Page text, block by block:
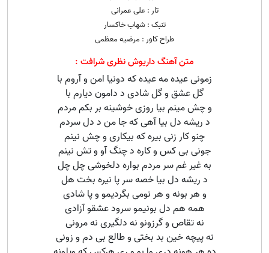
تار : علی عمرانی
تنبک : شهاب خاکسار
طراح کاور : مرضیه معظمی
متن آهنگ داریوش نظری شرافت :
زمونی عیده مه عیده که دونیا امن و آروم با
گل عشق و گل شادی د دامون دیارم با
و چش مینم بیا روزی خوشینه بر بکم مردم
د ریشه دل بیا آهی که جا من د دل سردم
چنو کار زنی بیره که بیکاری و چش نینم
جونی بی کس و کاره د چنگ آو و تش نینم
به غیر غم سر مردم بواره دلخوشی چل چل
د ریشه دل بیا خصه سر پا نیره بخت هل
و هر بونه و هر نومی بگردیمو و پا شادی
همه هم دل بونیمو سرود عشقو آزادی
نه تقاص و گرزونو نه دلگیری نه مرونی
نه پیچه خین بد بختی و طالع بی دم و زونی